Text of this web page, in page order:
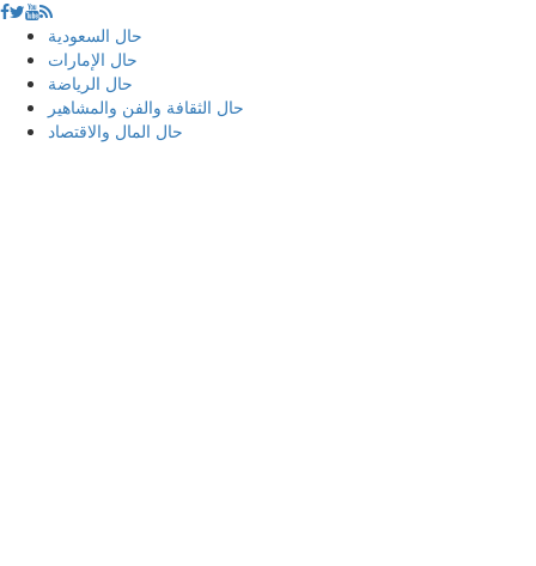
حال السعودية
حال الإمارات
حال الرياضة
حال الثقافة والفن والمشاهير
حال المال والاقتصاد